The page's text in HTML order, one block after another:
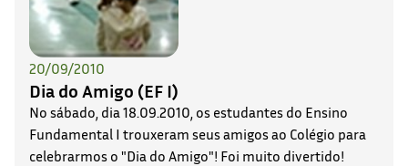
20/09/2010
Dia do Amigo (EF I)
No sábado, dia 18.09.2010, os estudantes do Ensino
Fundamental I trouxeram seus amigos ao Colégio para
celebrarmos o "Dia do Amigo"! Foi muito divertido!